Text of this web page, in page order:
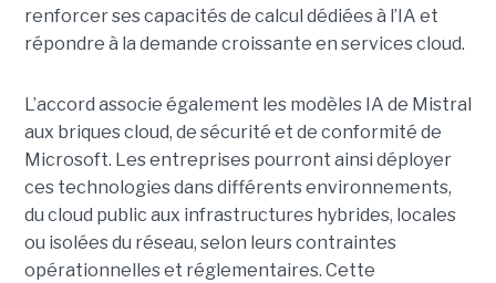
renforcer ses capacités de calcul dédiées à l’IA et
répondre à la demande croissante en services cloud.
L’accord associe également les modèles IA de Mistral
aux briques cloud, de sécurité et de conformité de
Microsoft. Les entreprises pourront ainsi déployer
ces technologies dans différents environnements,
du cloud public aux infrastructures hybrides, locales
ou isolées du réseau, selon leurs contraintes
opérationnelles et réglementaires. Cette